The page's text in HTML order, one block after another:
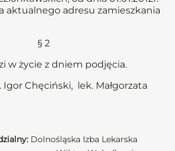
aktualnego adresu zamieszkania
§ 2
w życie z dniem podjęcia.
Igor Chęciński, lek. Małgorzata
Dolnośląska Izba Lekarska